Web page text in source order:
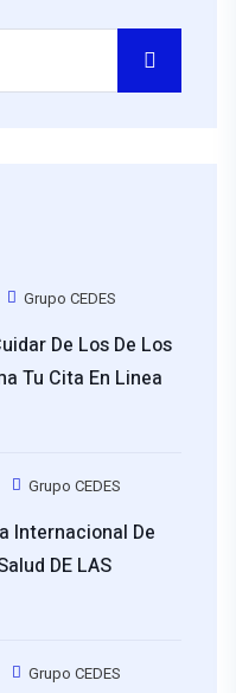
Grupo CEDES
De Los De Los
Tu Cita En Linea
Grupo CEDES
Internacional De
DE LAS
Grupo CEDES